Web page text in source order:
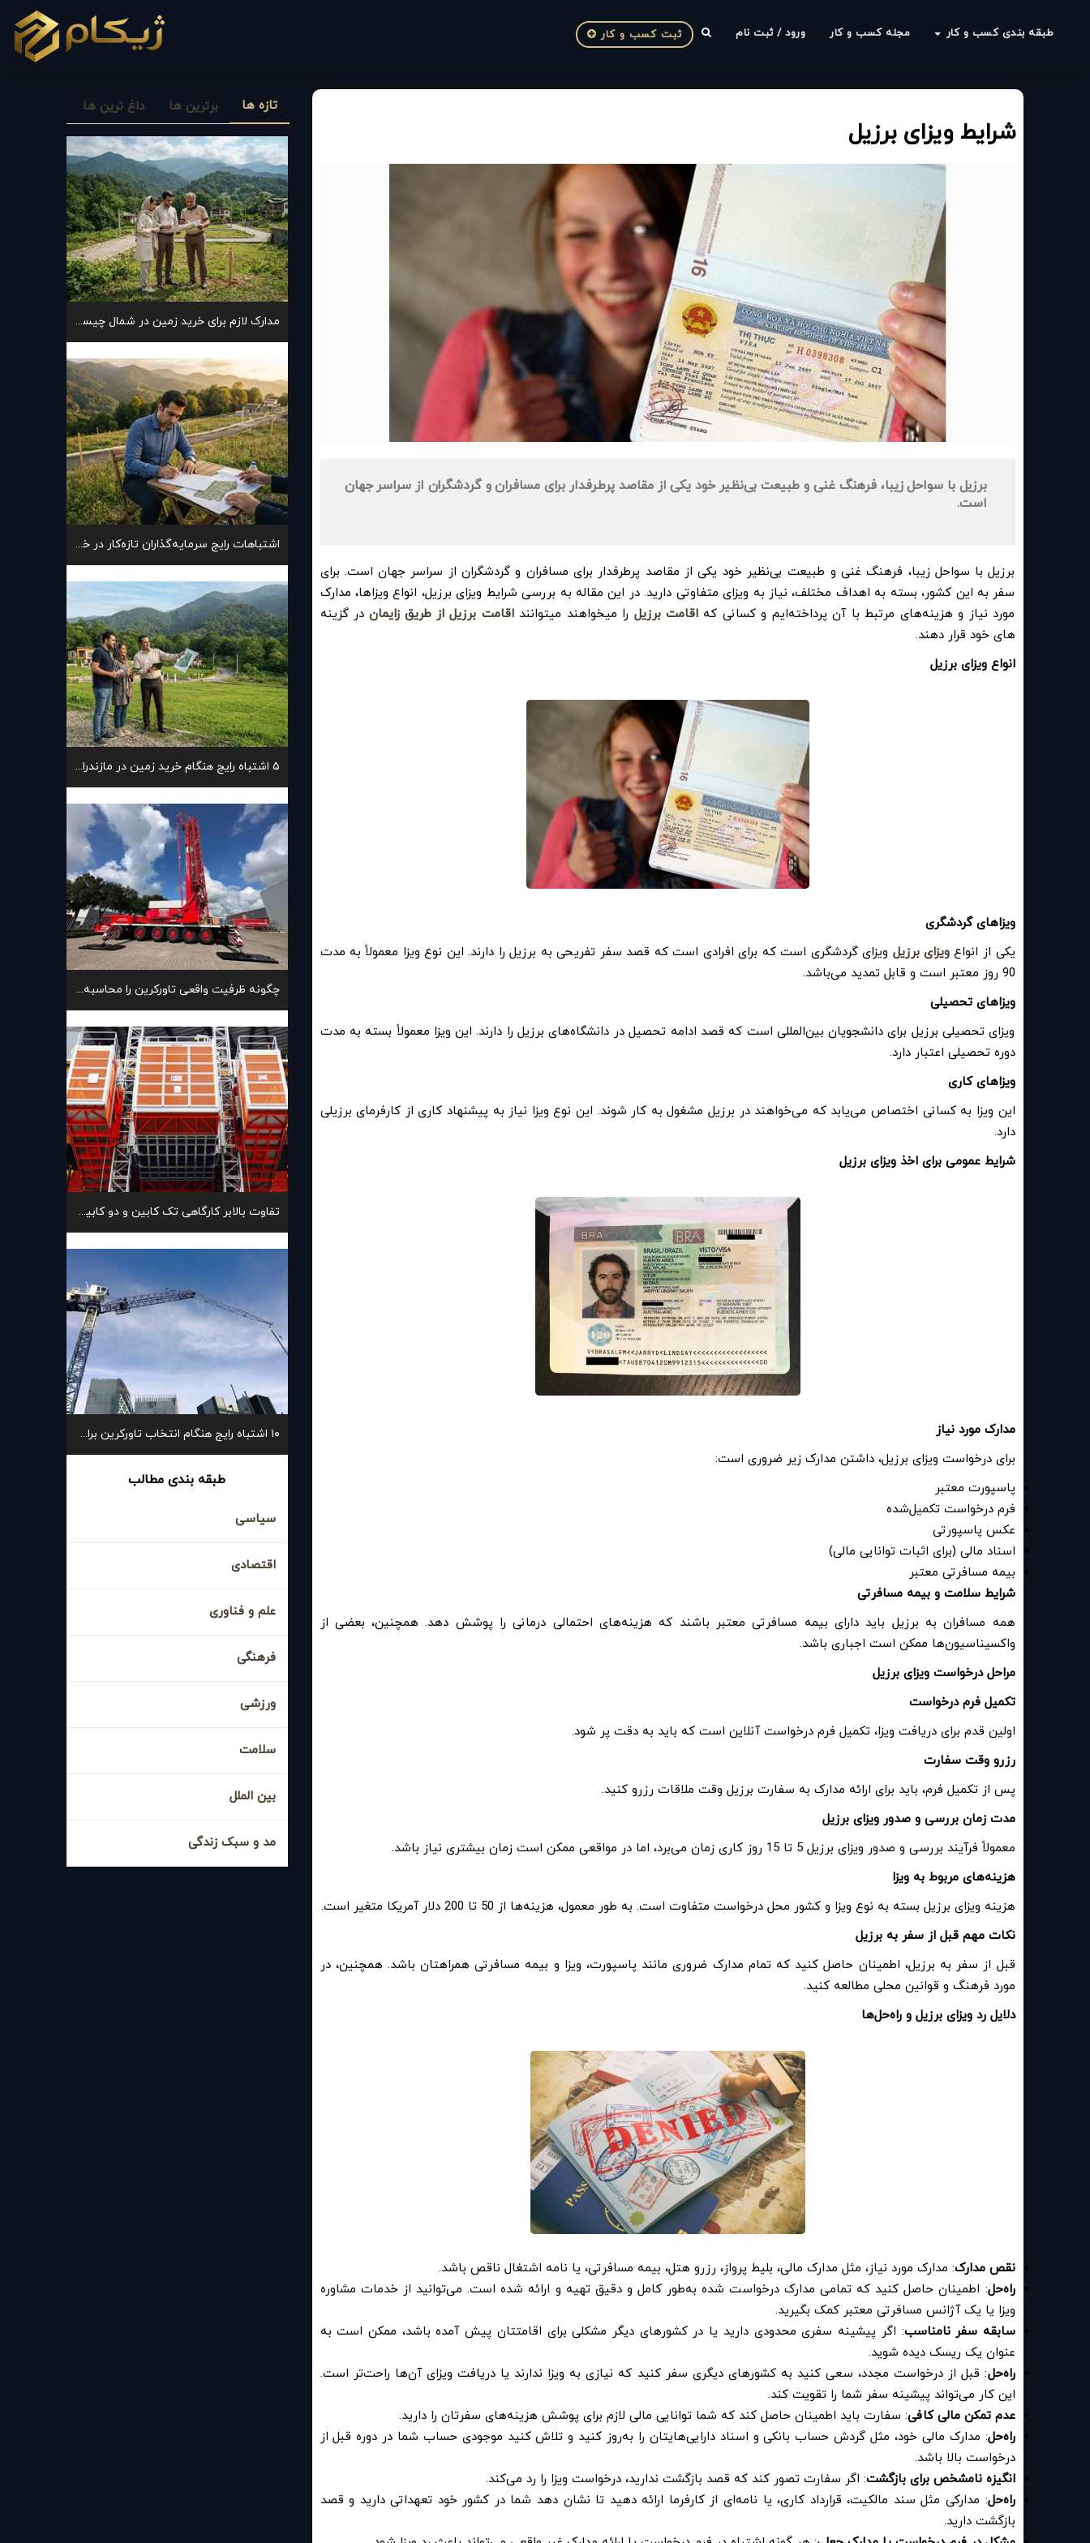
طبقه بندی کسب و کار مجله کسب و کار ورود / ثبت نام ثبت کسب و کار
شرایط ویزای برزیل
برزیل با سواحل زیبا، فرهنگ غنی و طبیعت بی‌نظیر خود یکی از مقاصد پرطرفدار برای مسافران و گردشگران از سراسر جهان
است.
برزیل با سواحل زیبا، فرهنگ غنی و طبیعت بی‌نظیر خود یکی از مقاصد پرطرفدار برای مسافران و گردشگران از سراسر جهان است. برای
سفر به این کشور، بسته به اهداف مختلف، نیاز به ویزای متفاوتی دارید. در این مقاله به بررسی شرایط ویزای برزیل، انواع ویزاها، مدارک
مورد نیاز و هزینه‌های مرتبط با آن پرداخته‌ایم و کسانی کهاقامت برزیل را میخواهند میتواننداقامت برزیل از طریق زایمان در گزینه
های خود قرار دهند.
انواع ویزای برزیل
ویزاهای گردشگری
یکی از انواعویزای برزیل ویزای گردشگری است که برای افرادی است که قصد سفر تفریحی به برزیل را دارند. این نوع ویزا معمولاً به مدت
90 روز معتبر است و قابل تمدید می‌باشد
.
ویزاهای تحصیلی
ویزای تحصیلی برزیل برای دانشجویان بین‌المللی است که قصد ادامه تحصیل در دانشگاه‌های برزیل را دارند. این ویزا معمولاً بسته به مدت
دوره تحصیلی اعتبار دارد.
ویزاهای کاری
این ویزا به کسانی اختصاص می‌یابد که می‌خواهند در برزیل مشغول به کار شوند. این نوع ویزا نیاز به پیشنهاد کاری از کارفرمای برزیلی
دارد.
شرایط عمومی برای اخذ ویزای برزیل
مدارک مورد نیاز
برای درخواست ویزای برزیل، داشتن مدارک زیر ضروری است:
پاسپورت معتبر
فرم درخواست تکمیل‌شده
عکس پاسپورتی
اسناد مالی (برای اثبات توانایی مالی)
بیمه مسافرتی معتبر
شرایط سلامت و بیمه مسافرتی
همه مسافران به برزیل باید دارای بیمه مسافرتی معتبر باشند که هزینه‌های احتمالی درمانی را پوشش دهد. همچنین، بعضی از
واکسیناسیون‌ها ممکن است اجباری باشد.
مراحل درخواست ویزای برزیل
تکمیل فرم درخواست
اولین قدم برای دریافت ویزا، تکمیل فرم درخواست آنلاین است که باید به دقت پر شود.
رزرو وقت سفارت
پس از تکمیل فرم، باید برای ارائه مدارک به سفارت برزیل وقت ملاقات رزرو کنید.
مدت زمان بررسی و صدور ویزای برزیل
معمولاً فرآیند بررسی و صدور ویزای برزیل 5 تا 15 روز کاری زمان می‌برد، اما در مواقعی ممکن است زمان بیشتری نیاز باشد
.
هزینه‌های مربوط به ویزا
هزینه ویزای برزیل بسته به نوع ویزا و کشور محل درخواست متفاوت است. به طور معمول، هزینه‌ها از 50 تا 200 دلار آمریکا متغیر است
.
نکات مهم قبل از سفر به برزیل
قبل از سفر به برزیل، اطمینان حاصل کنید که تمام مدارک ضروری مانند پاسپورت، ویزا و بیمه مسافرتی همراهتان باشد. همچنین، در
مورد فرهنگ و قوانین محلی مطالعه کنید.
دلایل رد ویزای برزیل و راه‌حل‌ها
نقص مدارک: مدارک مورد نیاز، مثل مدارک مالی، بلیط پرواز، رزرو هتل، بیمه مسافرتی، یا نامه اشتغال ناقص باشد.
راه‌حل: اطمینان حاصل کنید که تمامی مدارک درخواست شده به‌طور کامل و دقیق تهیه و ارائه شده است. می‌توانید از خدمات مشاوره
ویزا یا یک آژانس مسافرتی معتبر کمک بگیرید.
سابقه سفر نامناسب: اگر پیشینه سفری محدودی دارید یا در کشورهای دیگر مشکلی برای اقامتتان پیش آمده باشد، ممکن است به
عنوان یک ریسک دیده شوید.
راه‌حل: قبل از درخواست مجدد، سعی کنید به کشورهای دیگری سفر کنید که نیازی به ویزا ندارند یا دریافت ویزای آن‌ها راحت‌تر است.
این کار می‌تواند پیشینه سفر شما را تقویت کند.
عدم تمکن مالی کافی: سفارت باید اطمینان حاصل کند که شما توانایی مالی لازم برای پوشش هزینه‌های سفرتان را دارید.
راه‌حل: مدارک مالی خود، مثل گردش حساب بانکی و اسناد دارایی‌هایتان را به‌روز کنید و تلاش کنید موجودی حساب شما در دوره قبل از
درخواست بالا باشد.
انگیزه نامشخص برای بازگشت: اگر سفارت تصور کند که قصد بازگشت ندارید، درخواست ویزا را رد می‌کند.
راه‌حل: مدارکی مثل سند مالکیت، قرارداد کاری، یا نامه‌ای از کارفرما ارائه دهید تا نشان دهد شما در کشور خود تعهداتی دارید و قصد
بازگشت دارید.
تازه ها برترین ها داغ ترین ها
مدارک لازم برای خرید زمین در شمال چیست؟
اشتباهات رایج سرمایه‌گذاران تازه‌کار در خرید زمین
۵ اشتباه رایج هنگام خرید زمین در مازندران
چگونه ظرفیت واقعی تاورکرین را محاسبه کنیم؟
تفاوت بالابر کارگاهی تک کابین و دو کابین با یکدیگر
۱۰ اشتباه رایج هنگام انتخاب تاورکرین برای پروژه
طبقه بندی مطالب
سیاسی
اقتصادی
علم و فناوری
فرهنگی
ورزشی
سلامت
بین الملل
مد و سبک زندگی